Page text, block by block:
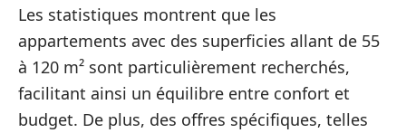
Les statistiques montrent que les
appartements avec des superficies allant de 55
à 120 m² sont particulièrement recherchés,
facilitant ainsi un équilibre entre confort et
budget. De plus, des offres spécifiques, telles